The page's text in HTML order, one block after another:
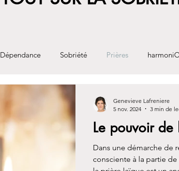
Dépendance Sobriété Prières
Le pouvoir
Dans une démarche de
consciente à la partie
Genevieve Lafreniere
5 nov. 2024
3 min de